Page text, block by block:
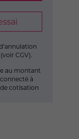
voir CGV).
au montant
à
cotisation